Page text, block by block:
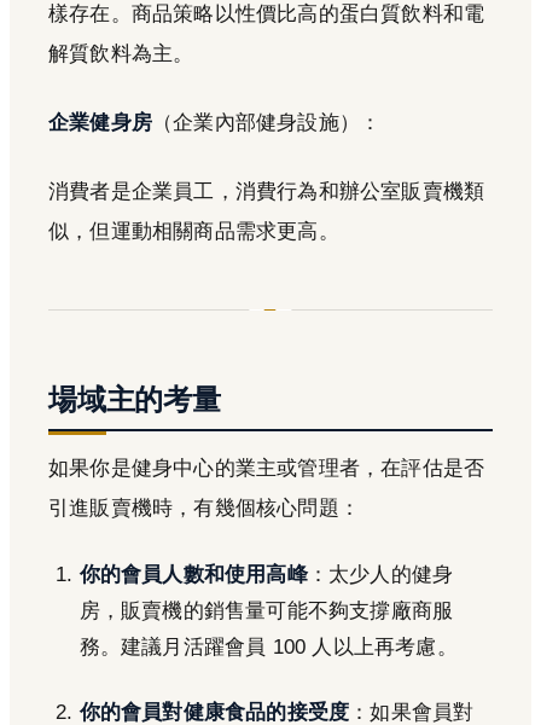
樣存在。商品策略以性價比高的蛋白質飲料和電
解質飲料為主。
企業健身房 （企業內部健身設施）：
消費者是企業員工，消費行為和辦公室販賣機類
似，但運動相關商品需求更高。
場域主的考量
如果你是健身中心的業主或管理者，在評估是否
引進販賣機時，有幾個核心問題：
你的會員人數和使用高峰：太少人的健身
房，販賣機的銷售量可能不夠支撐廠商服
務。建議月活躍會員 100 人以上再考慮。
你的會員對健康食品的接受度 ：如果會員對